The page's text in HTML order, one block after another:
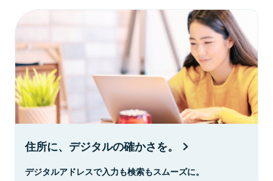
住所に、デジタルの確かさを。
デジタルアドレスで入力も検索もスムーズに。